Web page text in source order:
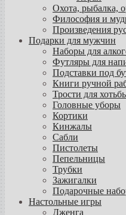
Охота, рыбалка,
Философия и
Произведения
Подарки для мужчин
Наборы для
Футляры для
Подставки под
Книги ручной
Трости для
Головные уборы
Кортики
Кинжалы
Сабли
Пистолеты
Пепельницы
Трубки
Зажигалки
Подарочные
Настольные игры
Дженга